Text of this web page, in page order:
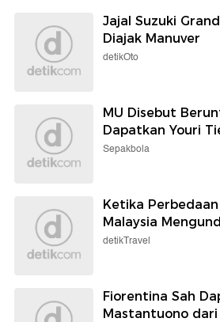
Jajal Suzuki
Diajak Manuver
detikOto
MU Disebut
Dapatkan Youri
Sepakbola
Ketika
Malaysia
detikTravel
Fiorentina Sah
Mastantuono dari